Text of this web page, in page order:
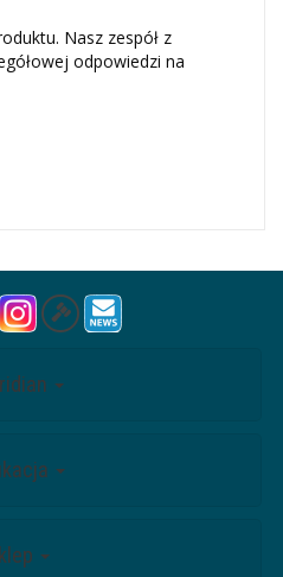
Nasz zespół z
odpowiedzi na